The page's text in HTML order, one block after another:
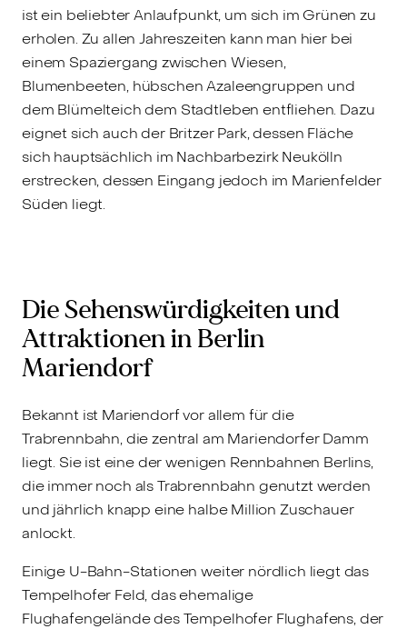
ist ein beliebter Anlaufpunkt, um sich im Grünen zu
erholen. Zu allen Jahreszeiten kann man hier bei
einem Spaziergang zwischen Wiesen,
Blumenbeeten, hübschen Azaleengruppen und
dem Blümelteich dem Stadtleben entfliehen. Dazu
eignet sich auch der Britzer Park, dessen Fläche
sich hauptsächlich im Nachbarbezirk Neukölln
erstrecken, dessen Eingang jedoch im Marienfelder
Süden liegt.
Die Sehenswürdigkeiten und
Attraktionen in Berlin
Mariendorf
Bekannt ist Mariendorf vor allem für die
Trabrennbahn, die zentral am Mariendorfer Damm
liegt. Sie ist eine der wenigen Rennbahnen Berlins,
die immer noch als Trabrennbahn genutzt werden
und jährlich knapp eine halbe Million Zuschauer
anlockt.
Einige U-Bahn-Stationen weiter nördlich liegt das
Tempelhofer Feld, das ehemalige
Flughafengelände des Tempelhofer Flughafens, der